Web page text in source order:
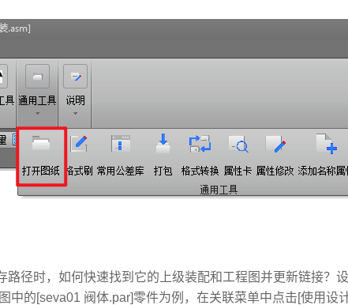
路径时，如何快速找到它的上级装配和工程图并更新链接？
中的[seva01 阀体.par]零件为例，在关联菜单中点击[使用设